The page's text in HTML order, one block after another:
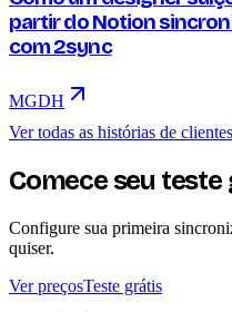
partir do Notion
com 2sync
MGDH
Ver todas as histórias de clientes
Comece seu teste
Configure sua primeira
quiser.
Ver preçosTeste grátis